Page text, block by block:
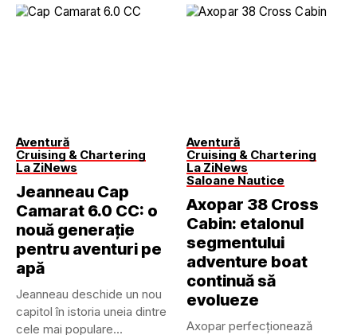
Aventură
Cruising & Chartering
La ZiNews
Jeanneau Cap
Camarat 6.0 CC: o
nouă generație
pentru aventuri pe
apă
Jeanneau deschide un nou
capitol în istoria uneia dintre
cele mai populare...
Aventură
Cruising & Chartering
La ZiNews
Saloane Nautice
Axopar 38 Cross
Cabin: etalonul
segmentului
adventure boat
continuă să
evolueze
Axopar perfecționează